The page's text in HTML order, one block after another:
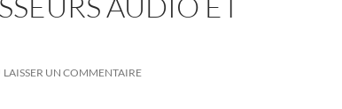
LAISSER UN COMMENTAIRE